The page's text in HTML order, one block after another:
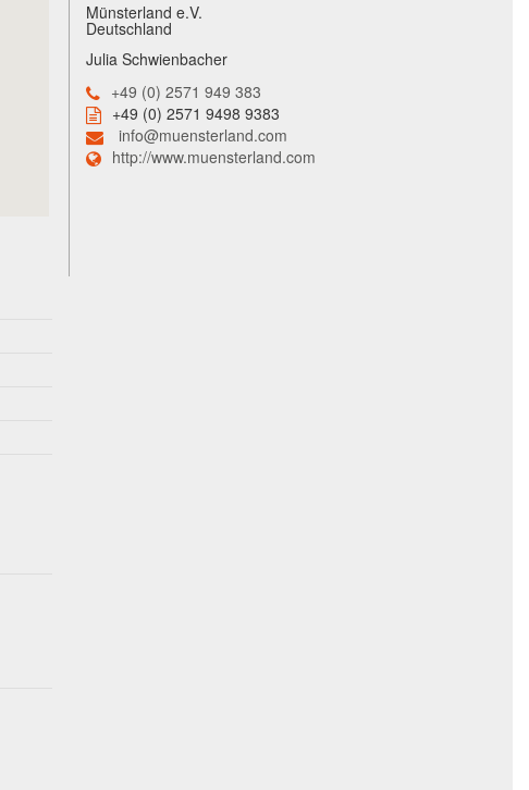
Münsterland e.V.
Deutschland
Julia Schwienbacher
+49 (0) 2571 949 383
+49 (0) 2571 9498 9383
info@muensterland.com
http://www.muensterland.com